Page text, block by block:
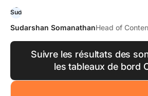
Sudarshan SomanathanHead of
Suivre les résultats des
les tableaux de bord